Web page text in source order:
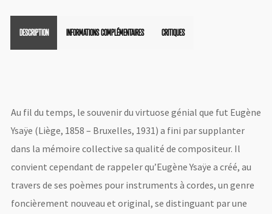
DESCRIPTION INFORMATIONS COMPLÉMENTAIRES CRITIQUES
Au fil du temps, le souvenir du virtuose génial que fut Eugène
Ysaÿe (Liège, 1858 – Bruxelles, 1931) a fini par supplanter
dans la mémoire collective sa qualité de compositeur. Il
convient cependant de rappeler qu’Eugène Ysaÿe a créé, au
travers de ses poèmes pour instruments à cordes, un genre
foncièrement nouveau et original, se distinguant par une